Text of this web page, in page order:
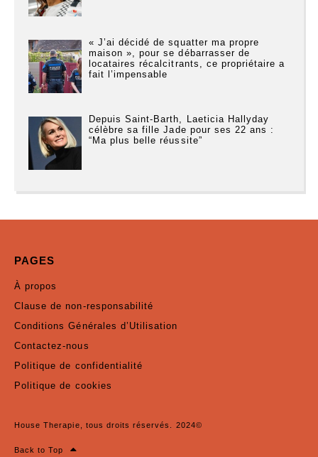
« J’ai décidé de squatter ma propre
maison », pour se débarrasser de
locataires récalcitrants, ce propriétaire a
fait l’impensable
Depuis Saint-Barth, Laeticia Hallyday
célèbre sa fille Jade pour ses 22 ans :
“Ma plus belle réussite”
PAGES
À propos
Clause de non-responsabilité
Conditions Générales d’Utilisation
Contactez-nous
Politique de confidentialité
Politique de cookies
House Therapie, tous droits réservés. 2024©
Back to Top